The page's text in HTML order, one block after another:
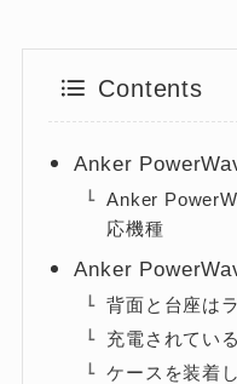
Contents
Anker
Anker
応機種
Anker
背面と台座は
充電されてい
ケースを装着